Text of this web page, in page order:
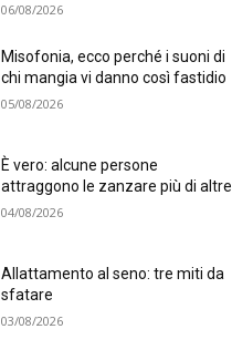
06/08/2026
Misofonia, ecco perché i suoni di
chi mangia vi danno così fastidio
05/08/2026
È vero: alcune persone
attraggono le zanzare più di altre
04/08/2026
Allattamento al seno: tre miti da
sfatare
03/08/2026